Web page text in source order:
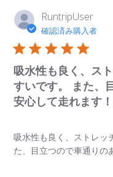
RuntripUser
確認済み購入者
吸水性も良く、ス
すいです。 また、
安心して走れます！
吸水性も良く、ストレッ
た、目立つので車通りの